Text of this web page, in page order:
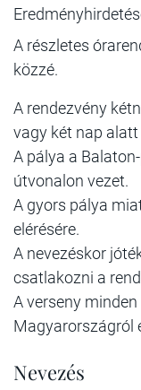
A részletes
közzé.
A rendezvény
vagy két nap
A pálya a
útvonalon vezet.
A gyors pálya
elérésére.
A nevezéskor
csatlakozni a
A verseny
Magyarországról
Nevezés